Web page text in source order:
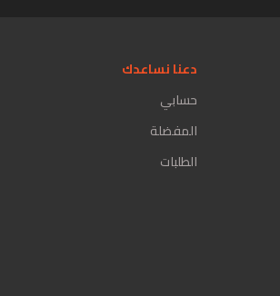
دعنا نساعدك
حسابي
المفضلة
الطلبات